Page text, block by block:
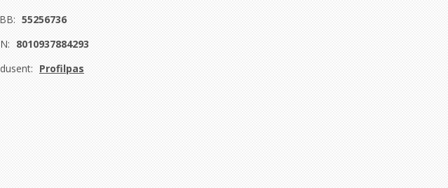
55256736
8010937884293
Profilpas